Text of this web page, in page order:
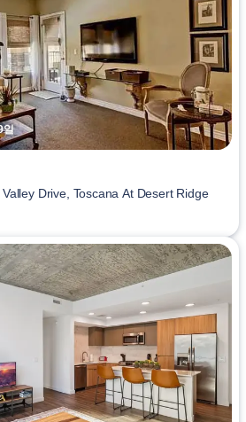
일
Drive, Toscana At Desert Ridge